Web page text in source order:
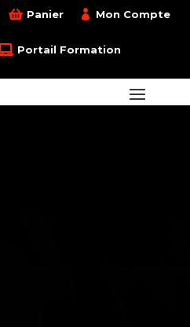
 Panier  Mon Compte
 Portail Formation